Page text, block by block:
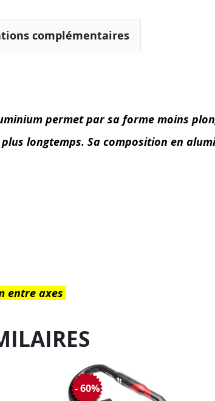
complémentaires
permet par sa forme moins
longtemps. Sa composition en
entre axes
- 60%